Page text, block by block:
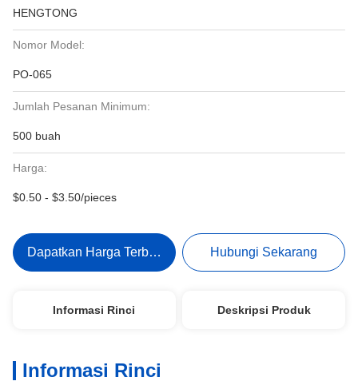
HENGTONG
Nomor Model:
PO-065
Jumlah Pesanan Minimum:
500 buah
Harga:
$0.50 - $3.50/pieces
Dapatkan Harga Terbaik Hubungi Sekarang
Informasi Rinci Deskripsi Produk
Informasi Rinci